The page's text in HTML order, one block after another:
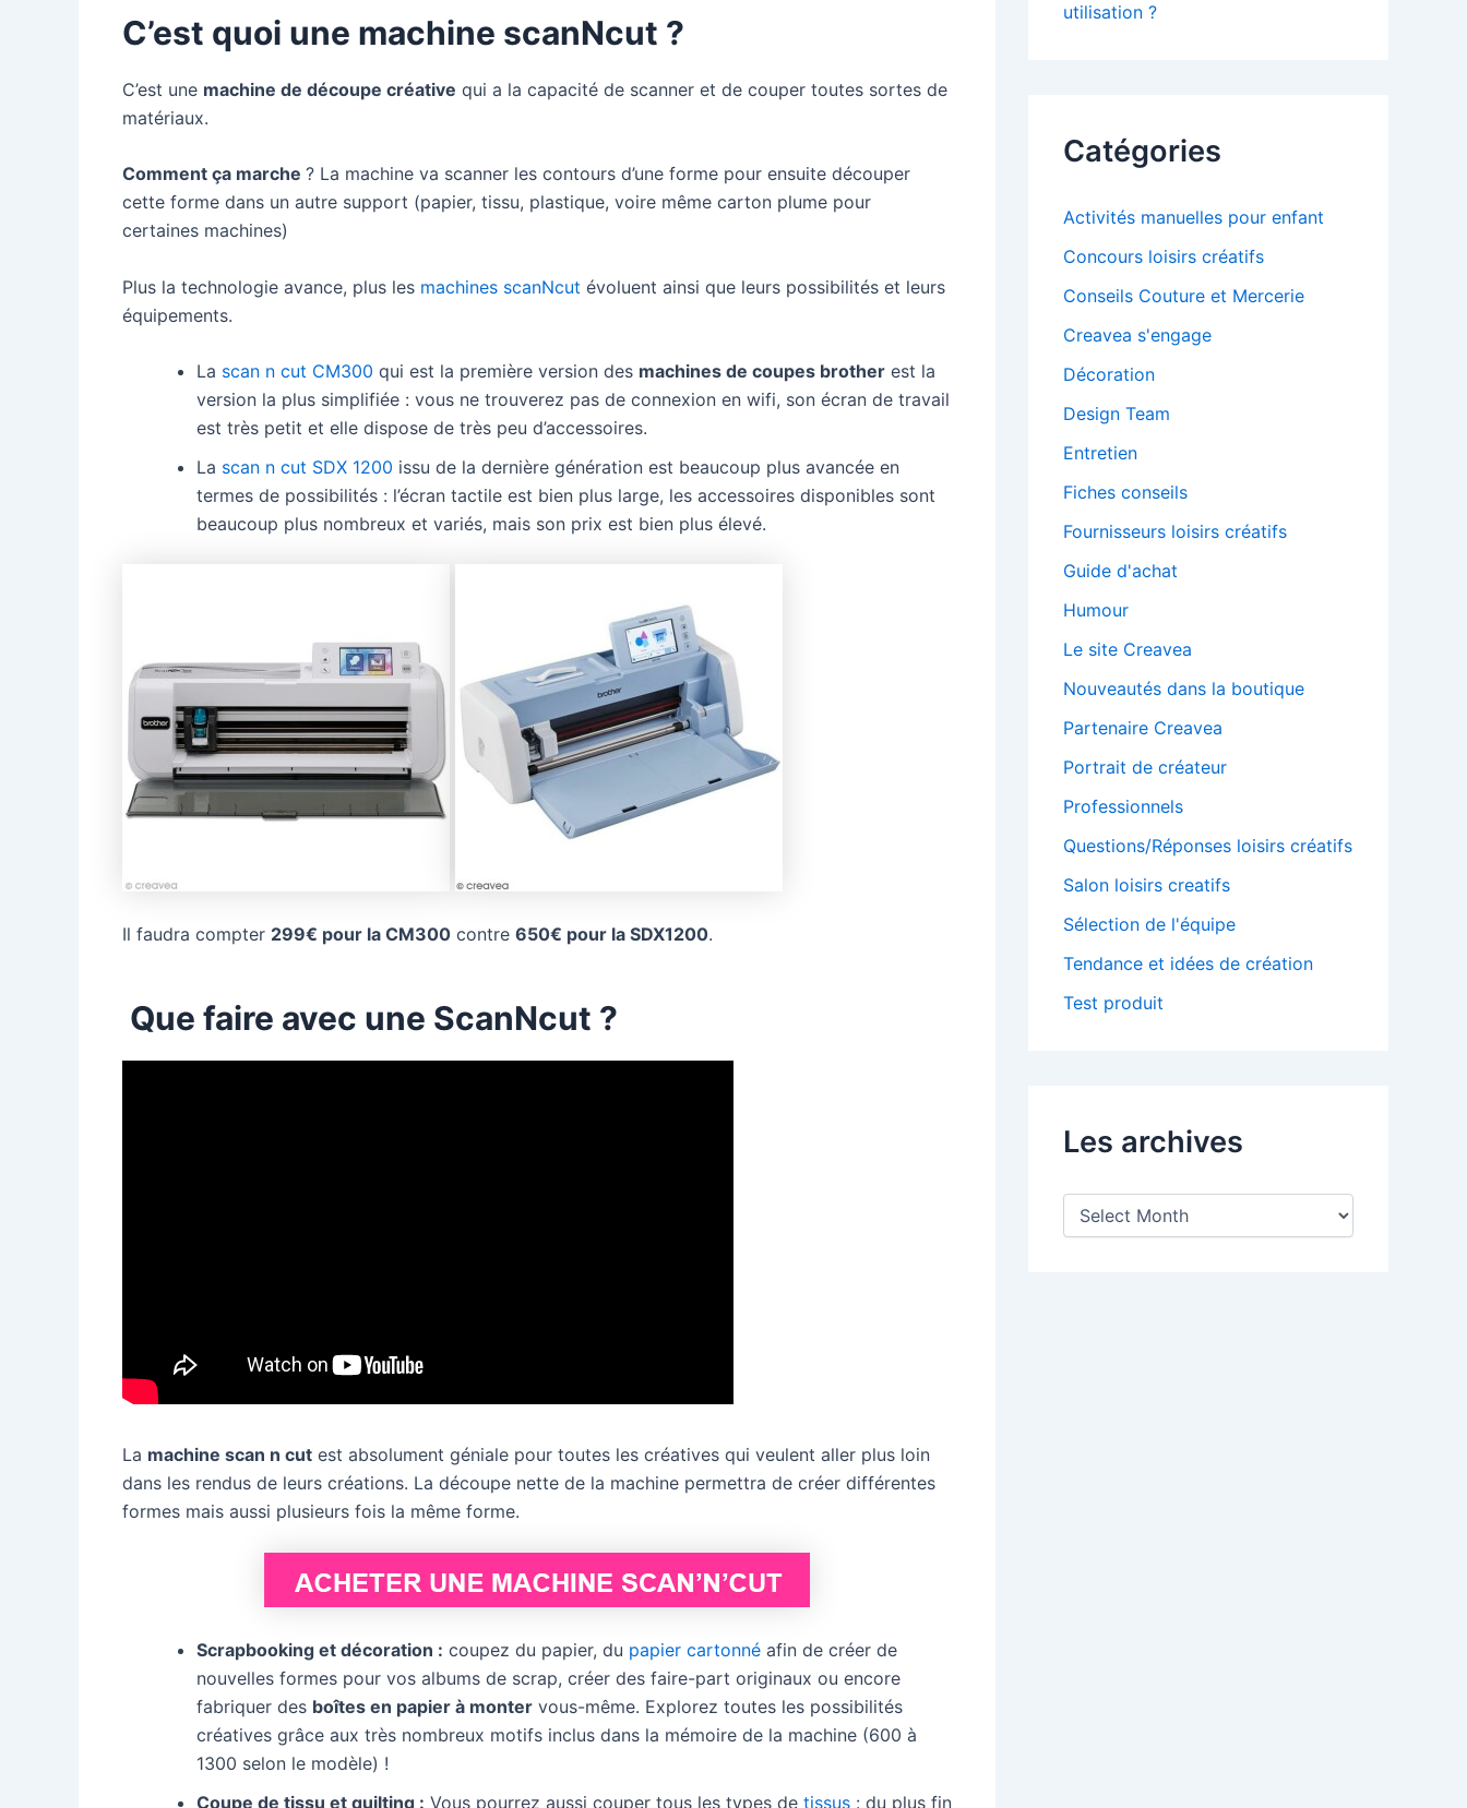
C’est quoi une machine scanNcut ?
C’est une machine de découpe créative qui a la capacité de scanner et de couper toutes sortes de
matériaux.
Comment ça marche ? La machine va scanner les contours d’une forme pour ensuite découper
cette forme dans un autre support (papier, tissu, plastique, voire même carton plume pour
certaines machines)
Plus la technologie avance, plus les machines scanNcut évoluent ainsi que leurs possibilités et leurs
équipements.
La scan n cut CM300 qui est la première version des machines de coupes brother est la
version la plus simplifiée : vous ne trouverez pas de connexion en wifi, son écran de travail
est très petit et elle dispose de très peu d’accessoires.
La scan n cut SDX 1200 issu de la dernière génération est beaucoup plus avancée en
termes de possibilités : l’écran tactile est bien plus large, les accessoires disponibles sont
beaucoup plus nombreux et variés, mais son prix est bien plus élevé.
Il faudra compter 299€ pour la CM300 contre 650€ pour la SDX1200.
Que faire avec une ScanNcut ?
La machine scan n cut est absolument géniale pour toutes les créatives qui veulent aller plus loin
dans les rendus de leurs créations. La découpe nette de la machine permettra de créer différentes
formes mais aussi plusieurs fois la même forme.
Scrapbooking et décoration : coupez du papier, du papier cartonné afin de créer de
nouvelles formes pour vos albums de scrap, créer des faire-part originaux ou encore
fabriquer des boîtes en papier à monter vous-même. Explorez toutes les possibilités
créatives grâce aux très nombreux motifs inclus dans la mémoire de la machine (600 à
1300 selon le modèle) !
Coupe de tissu et quilting : Vous pourrez aussi couper tous les types de tissus : du plus fin
utilisation ?
Catégories
Activités manuelles pour enfant
Concours loisirs créatifs
Conseils Couture et Mercerie
Creavea s'engage
Décoration
Design Team
Entretien
Fiches conseils
Fournisseurs loisirs créatifs
Guide d'achat
Humour
Le site Creavea
Nouveautés dans la boutique
Partenaire Creavea
Portrait de créateur
Professionnels
Questions/Réponses loisirs créatifs
Salon loisirs creatifs
Sélection de l'équipe
Tendance et idées de création
Test produit
Les archives
L